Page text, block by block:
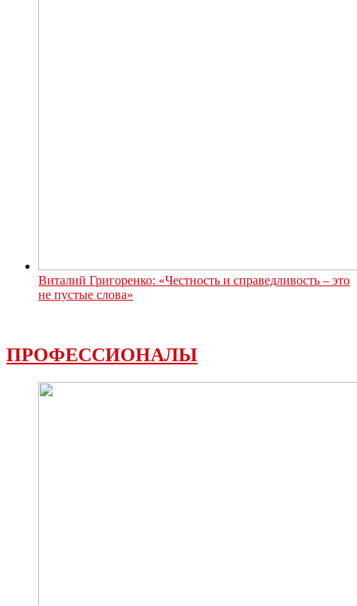
Виталий Григоренко: «Честность и справедливость – это
не пустые слова»
ПРОФЕССИОНАЛЫ